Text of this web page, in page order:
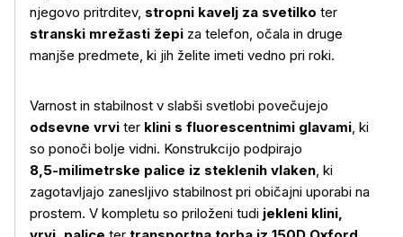
Več o izdelku
njegovo pritrditev, stropni kavelj za svetilko ter
stranski mrežasti žepi za telefon, očala in druge
manjše predmete, ki jih želite imeti vedno pri roki.
Varnost in stabilnost v slabši svetlobi povečujejo
odsevne vrvi ter klini s fluorescentnimi glavami, ki
so ponoči bolje vidni. Konstrukcijo podpirajo
8,5‑milimetrske palice iz steklenih vlaken, ki
zagotavljajo zanesljivo stabilnost pri običajni uporabi na
prostem. V kompletu so priloženi tudi jekleni klini,